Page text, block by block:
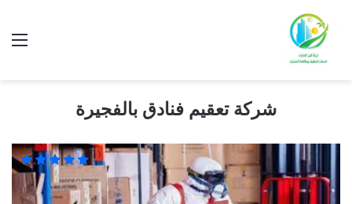
شركة تعقيم فنادق بالفجيرة